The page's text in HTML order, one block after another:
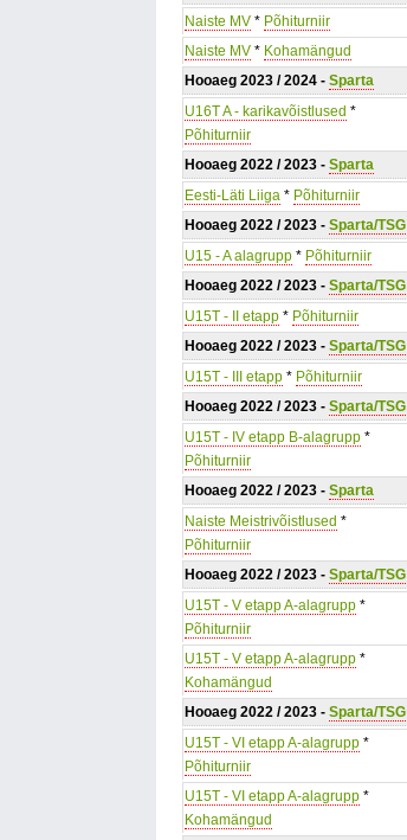
Naiste MV * Põhiturniir
Naiste MV * Kohamängud
Hooaeg 2023 / 2024 - Sparta
U16T A - karikavõistlused *
Põhiturniir
Hooaeg 2022 / 2023 - Sparta
Eesti-Läti Liiga * Põhiturniir
Hooaeg 2022 / 2023 - Sparta/TSG
U15 - A alagrupp * Põhiturniir
Hooaeg 2022 / 2023 - Sparta/TSG
U15T - II etapp * Põhiturniir
Hooaeg 2022 / 2023 - Sparta/TSG
U15T - III etapp * Põhiturniir
Hooaeg 2022 / 2023 - Sparta/TSG
U15T - IV etapp B-alagrupp *
Põhiturniir
Hooaeg 2022 / 2023 - Sparta
Naiste Meistrivõistlused *
Põhiturniir
Hooaeg 2022 / 2023 - Sparta/TSG
U15T - V etapp A-alagrupp *
Põhiturniir
U15T - V etapp A-alagrupp *
Kohamängud
Hooaeg 2022 / 2023 - Sparta/TSG
U15T - VI etapp A-alagrupp *
Põhiturniir
U15T - VI etapp A-alagrupp *
Kohamängud